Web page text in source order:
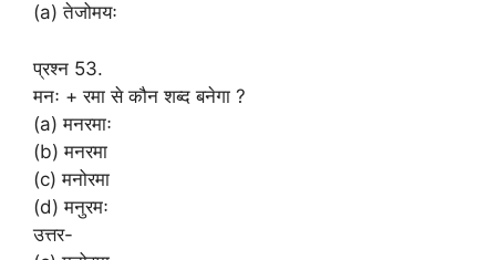
(a) तेजोमयः
प्रश्न 53.
मनः + रमा से कौन शब्द बनेगा ?
(a) मनरमाः
(b) मनरमा
(c) मनोरमा
(d) मनुरमः
उत्तर-